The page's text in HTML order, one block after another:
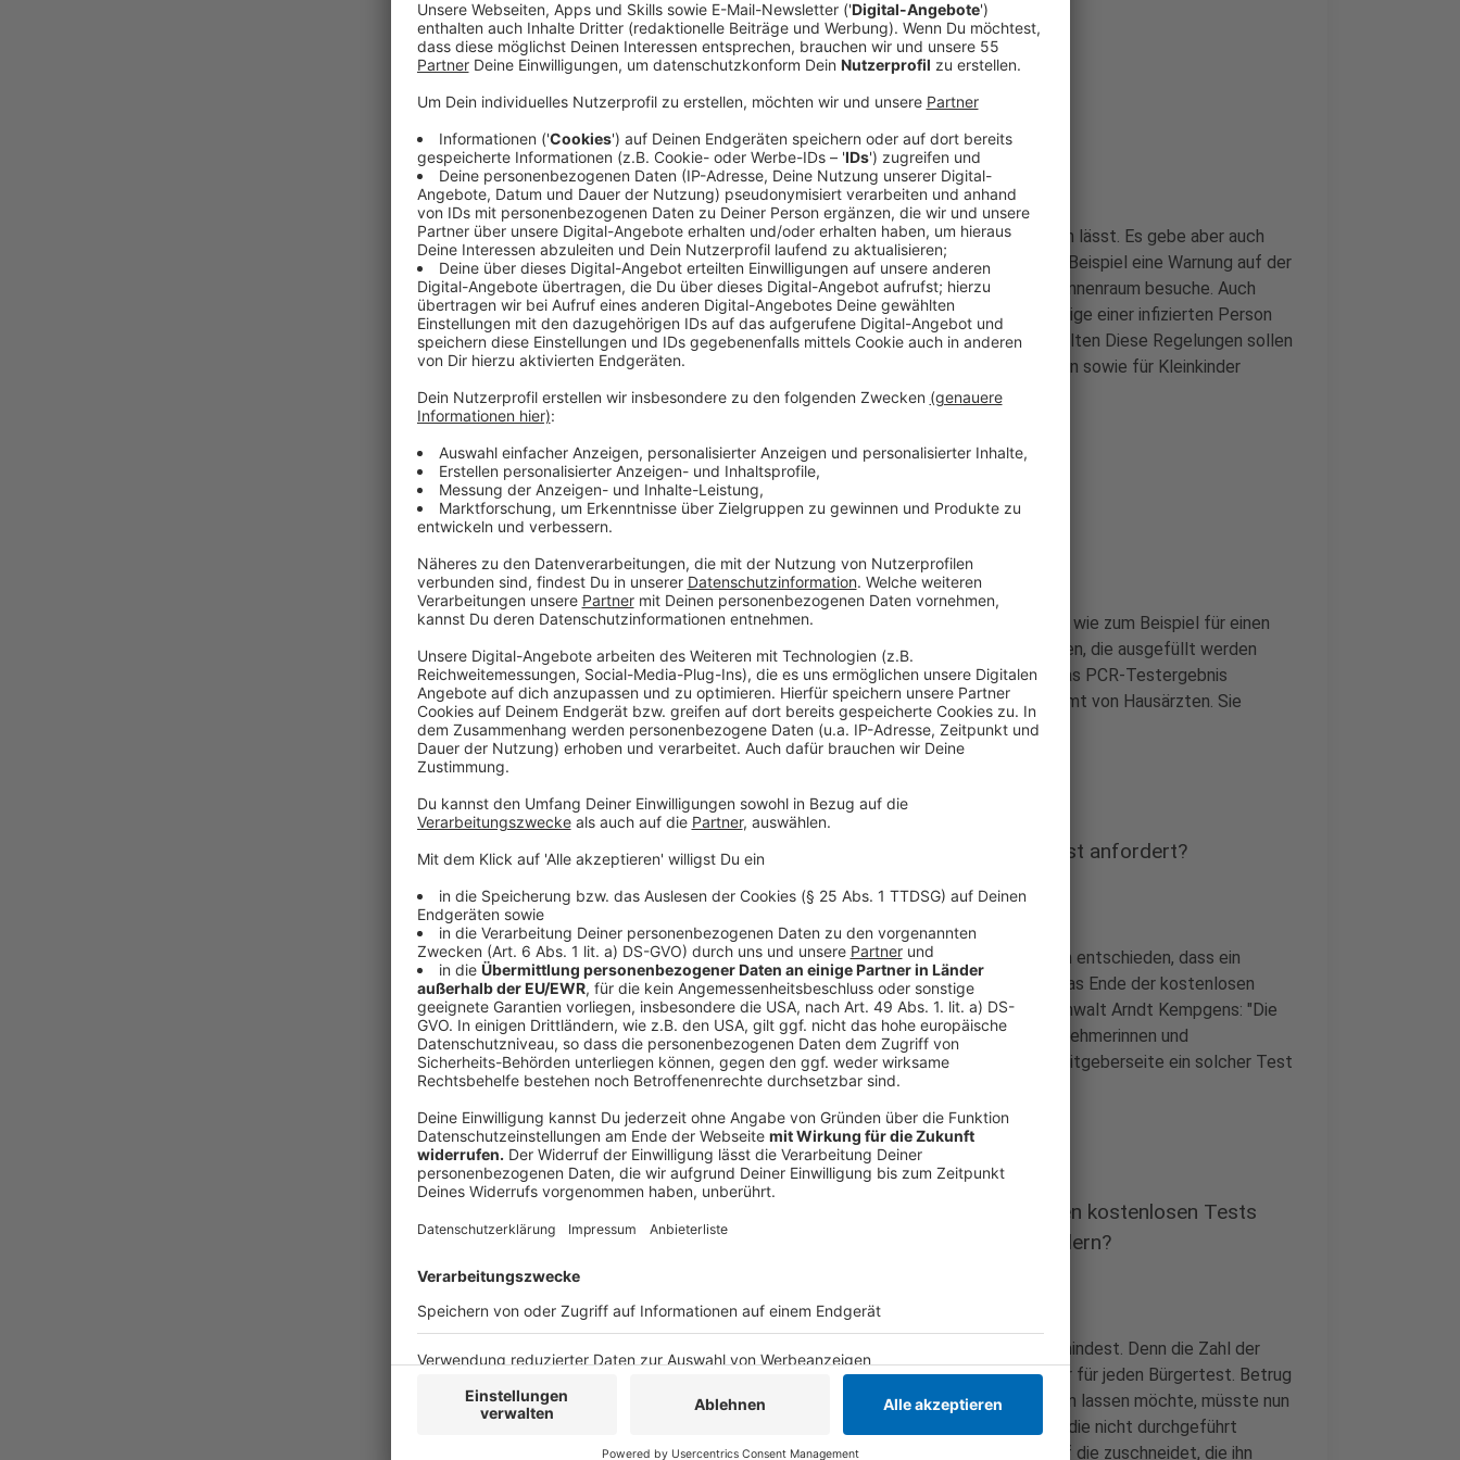
Anzeige
Wer ab dem 1. Juli zahlen muss und wer nicht
Anzeige
Die drei Euro zahlt man, wenn man sich ohne echten Anlass testen lässt. Es gebe aber auch
einige Ausnahmen. Die Tests sollen kostenlos bleiben, wenn zum Beispiel eine Warnung auf der
Corona-App auftaucht oder aber man eine Großveranstaltung im Innenraum besuche. Auch
Infizierte, die sich freitesten müssen, sollen nicht zahlen. Angehörige einer infizierten Person
im selben Haushalt dürften den Test dann ebenso kostenlos erhalten Diese Regelungen sollen
auch für den Besuch von Pflegeeinrichtungen oder Krankenhäusern sowie für Kleinkinder
gelten. Wer zahlen muss, kann das bar oder per Karte erledigen.
Wie wird kontrolliert?
Klar ist, man muss seine Ausnahme nachweisen. In anderen Fällen, wie zum Beispiel für einen
Besuch im Krankenhaus oder Pflegeheim soll es Formblätter geben, die ausgefüllt werden
müssen. Mit einer infizierten Person im selben Haushalt, müsse das PCR-Testergebnis
desjenigen vorgewiesen werden. Kritik an diesen Umständen kommt von Hausärzten. Sie
mahnen, dass solche Kontrollen nicht Aufgaben der Praxen sei.
Was passiert, wenn der Arbeitgeber plötzlich einen Test anfordert?
Es gibt eine klare Regelung: das Bundesarbeitsgericht hat kürzlich entschieden, dass ein
Arbeitgeber Testnachweise vom Arbeitnehmer einfordern darf. Das Ende der kostenlosen
Tests hat darum Auswirkungen für die Arbeitgeber, sagt Rechtsanwalt Arndt Kempgens: "Die
Arbeitgeberinnen und Arbeitgeber dürfen Tests anordnen. Arbeitnehmerinnen und
Arbeitnehmer müssen einen Nachweis bringen, allerdings auf Arbeitgeberseite ein solcher Test
finanziert werden."
Anzeige
In der Vergangenheit hat es ja viele Betrugsfälle mit den kostenlosen Tests
gegeben. Kann die neue Testregelung daran etwas ändern?
Anzeige
Das hofft Bundesgesundheitsminister Karl Lauterbach (SPD) zumindest. Denn die Zahl der
Tests werde zurückgehen und der Bund zahlt gleichzeitig weniger für jeden Bürgertest. Betrug
kann dadurch weniger attraktiv werden. Wer sich kostenlos testen lassen möchte, müsste nun
auch den Grund nachweisen. "Es sind Tests abgerechnet worden, die nicht durchgeführt
wurden. Dadurch wird die Qualität besser kontrolliert und auch auf die zuschneidet, die ihn